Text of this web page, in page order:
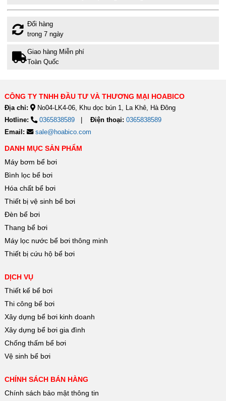
Đổi hàng
trong 7 ngày
Giao hàng Miễn phí
Toàn Quốc
CÔNG TY TNHH ĐẦU TƯ VÀ THƯƠNG MẠI HOABICO
Địa chỉ:
No04-LK4-06, Khu dọc bún 1, La Khê, Hà Đông
Hotline:
0365838589 Điện thoại: 0365838589
Email:
sale@hoabico.com
DANH MỤC SẢN PHẨM
Máy bơm bể bơi
Bình lọc bể bơi
Hóa chất bể bơi
Thiết bị vệ sinh bể bơi
Đèn bể bơi
Thang bể bơi
Máy lọc nước bể bơi thông minh
Thiết bị cứu hộ bể bơi
DỊCH VỤ
Thiết kế bể bơi
Thi công bể bơi
Xây dựng bể bơi kinh doanh
Xây dựng bể bơi gia đình
Chống thấm bể bơi
Vệ sinh bể bơi
CHÍNH SÁCH BÁN HÀNG
Chính sách bảo mật thông tin